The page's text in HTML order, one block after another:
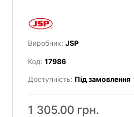
Виробник: JSP
Код: 17986
Доступність: Під замовлення
1 305.00 грн.